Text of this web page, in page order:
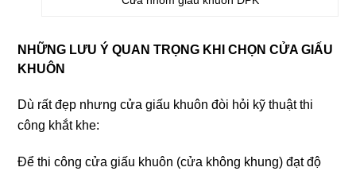
NHỮNG LƯU Ý QUAN TRỌNG KHI CHỌN CỬA GIẤU
KHUÔN
Dù rất đẹp nhưng cửa giấu khuôn đòi hỏi kỹ thuật thi
công khắt khe:
Để thi công cửa giấu khuôn (cửa không khung) đạt độ